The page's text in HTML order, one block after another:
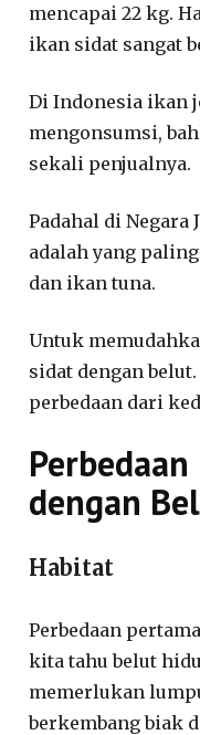
mencapai 22 kg.
ikan sidat sangat
Di Indonesia ikan
mengonsumsi,
sekali penjualnya.
Padahal di Negara
adalah yang
dan ikan tuna.
Untuk
sidat dengan
perbedaan dari
dengan
Habitat
Perbedaan
kita tahu belut
memerlukan
berkembang biak